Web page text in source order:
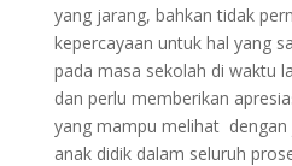
yang jarang, bahkan tidak
kepercayaan untuk hal yang
pada masa sekolah di waktu
dan perlu memberikan
yang mampu melihat dengan
anak didik dalam seluruh